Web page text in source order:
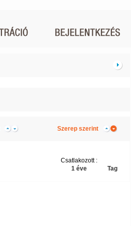
Szerep szerint
Tag
Csatlakozott :
1 éve